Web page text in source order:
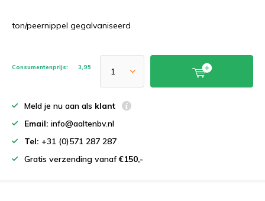
ton/peernippel gegalvaniseerd
Consumentenprijs: 3,95
Meld je nu aan als klant
Email: info@aaltenbv.nl
Tel: +31 (0)571 287 287
Gratis verzending vanaf€150,-